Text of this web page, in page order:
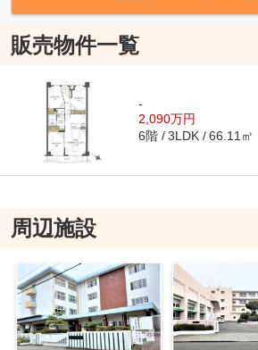
販売物件一覧
-
2,090万円
6階 3LDK 66.11㎡
周辺施設